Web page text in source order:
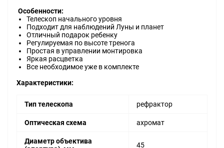
Особенности:
Телескоп начального уровня
Подходит для наблюдений Луны и планет
Отличный подарок ребенку
Регулируемая по высоте тренога
Простая в управлении монтировка
Яркая расцветка
Все необходимое уже в комплекте
Характеристики:
Тип телескопа рефрактор
Оптическая схема ахромат
Диаметр объектива
45